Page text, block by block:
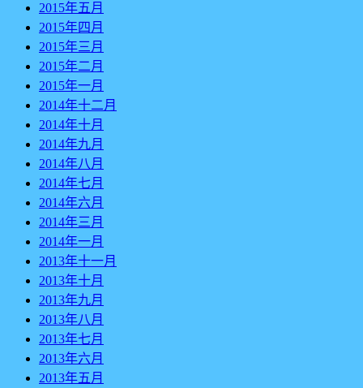
2015年五月
2015年四月
2015年三月
2015年二月
2015年一月
2014年十二月
2014年十月
2014年九月
2014年八月
2014年七月
2014年六月
2014年三月
2014年一月
2013年十一月
2013年十月
2013年九月
2013年八月
2013年七月
2013年六月
2013年五月